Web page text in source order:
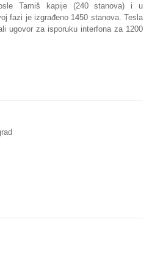
Tamiš kapije (240 stanova) i u
fazi je izgrađeno 1450 stanova. Tesla
ugovor za isporuku interfona za 1200